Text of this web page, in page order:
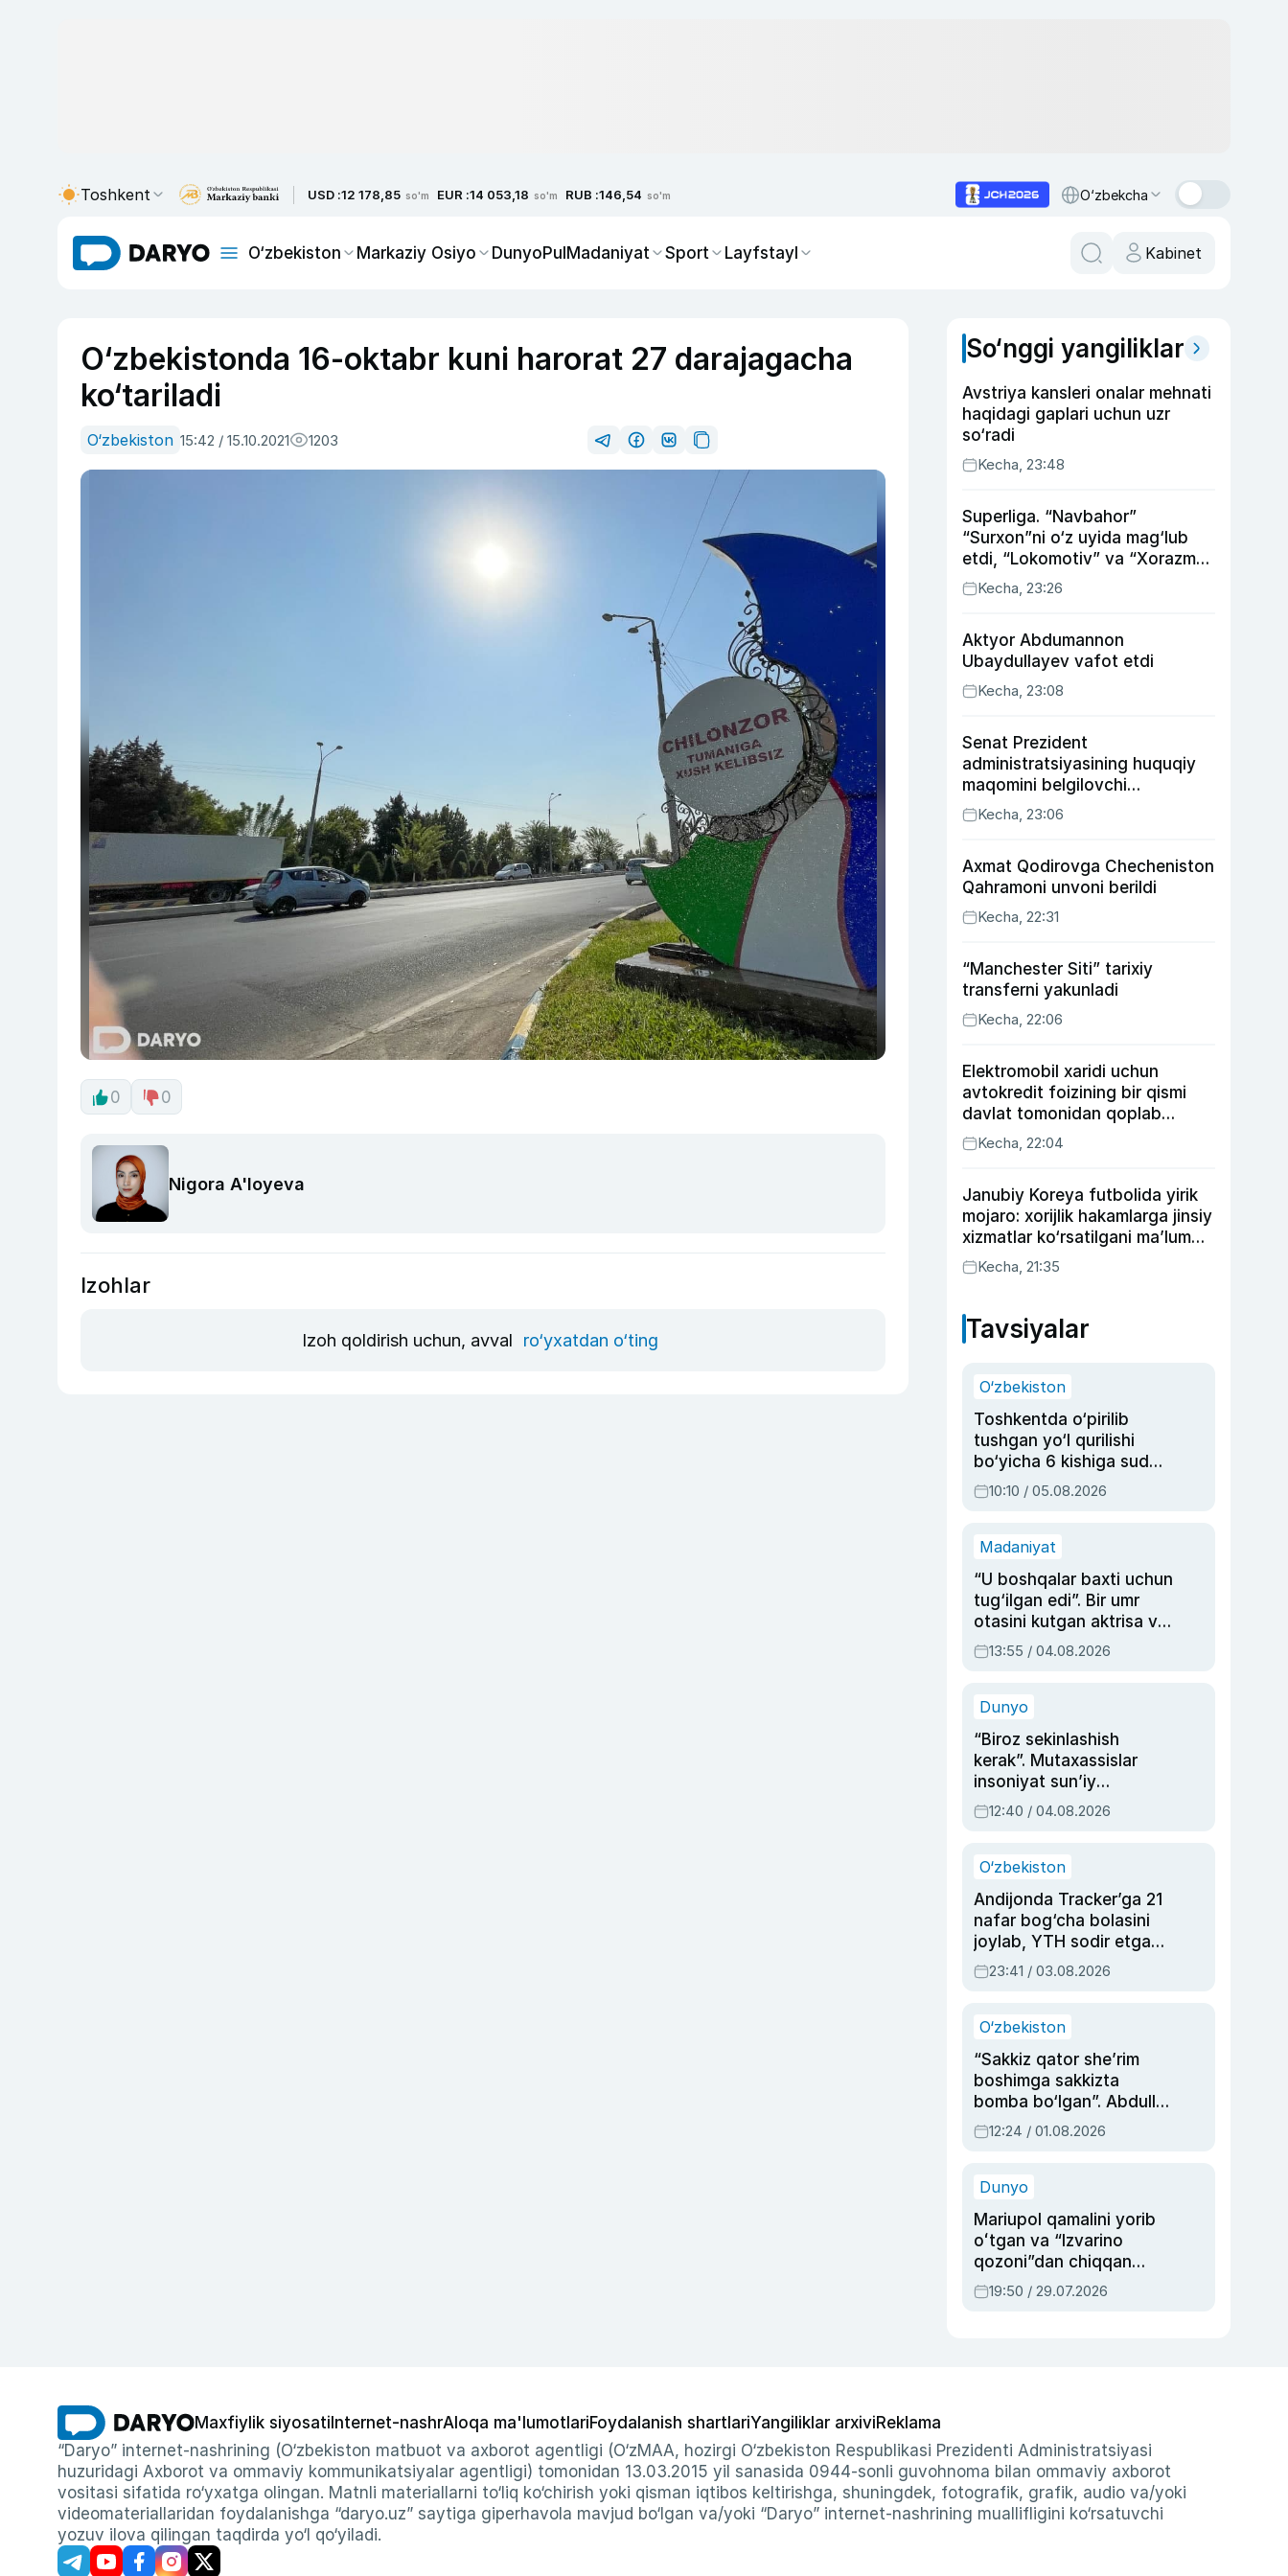
Toshkent USD :12 178,85 so'm EUR :14 053,18 so'm RUB :146,54 so'm O‘zbekcha
O‘zbekiston Markaziy Osiyo DunyoPulMadaniyat Sport Layfstayl Kabinet
O‘zbekistonda 16-oktabr kuni harorat 27 darajagacha
ko‘tariladi
O‘zbekiston 15:42 / 15.10.2021 1203
0 0
Nigora A'loyeva
Izohlar
Izoh qoldirish uchun, avval ro‘yxatdan o‘ting
So‘nggi yangiliklar
Avstriya kansleri onalar mehnati
haqidagi gaplari uchun uzr
so‘radi
Kecha, 23:48
Superliga. “Navbahor”
“Surxon”ni o‘z uyida mag‘lub
etdi, “Lokomotiv” va “Xorazm”
uyda g‘alaba qozondi
Kecha, 23:26
Aktyor Abdu­mannon
Ubaydullayev vafot etdi
Kecha, 23:08
Senat Prezident
administratsiyasining huquqiy
maqomini belgilovchi
konstitutsiyaviy qonunni
ma’qulladi
Kecha, 23:06
Axmat Qodirovga Checheniston
Qahramoni unvoni berildi
Kecha, 22:31
“Manchester Siti” tarixiy
transferni yakunladi
Kecha, 22:06
Elektromobil xaridi uchun
avtokredit foizining bir qismi
davlat tomonidan qoplab
berilishi mumkin
Kecha, 22:04
Janubiy Koreya futbolida yirik
mojaro: xorijlik hakamlarga jinsiy
xizmatlar ko‘rsatilgani ma’lum
qilindi
Kecha, 21:35
Tavsiyalar
O‘zbekiston
Toshkentda o‘pirilib
tushgan yo‘l qurilishi
bo‘yicha 6 kishiga sud
hukmi o‘qildi
10:10 / 05.08.2026
Madaniyat
“U boshqalar baxti uchun
tug‘ilgan edi”. Bir umr
otasini kutgan aktrisa va
dublyaj ustasi Rimma
Ahmedovaning
13:55 / 04.08.2026
Dunyo
“Biroz sekinlashish
kerak”. Mutaxassislar
insoniyat sun’iy
intellektni boshqara
olmay qolishidan xavotir
12:40 / 04.08.2026
O‘zbekiston
Andijonda Tracker’ga 21
nafar bog‘cha bolasini
joylab, YTH sodir etgan
ayolga sud hukmi o‘qildi
23:41 / 03.08.2026
O‘zbekiston
“Sakkiz qator she’rim
boshimga sakkizta
bomba bo‘lgan”. Abdulla
Oripovni siyosiy
ayblovlardan asrab
12:24 / 01.08.2026
Dunyo
Mariupol qamalini yorib
oʻtgan va “Izvarino
qozoni”dan chiqqan
qahramon — Ukraina
armiyasi bosh
19:50 / 29.07.2026
Maxfiylik siyosati Internet-nashrAloqa ma'lumotlariFoydalanish shartlariYangiliklar arxiviReklama
“Daryo” internet-nashrining (O‘zbekiston matbuot va axborot agentligi (O‘zMAA, hozirgi O‘zbekiston Respublikasi Prezidenti Administratsiyasi
huzuridagi Axborot va ommaviy kommunikatsiyalar agentligi) tomonidan 13.03.2015 yil sanasida 0944-sonli guvohnoma bilan ommaviy axborot
vositasi sifatida ro‘yxatga olingan. Matnli materiallarni to‘liq ko‘chirish yoki qisman iqtibos keltirishga, shuningdek, fotografik, grafik, audio va/yoki
videomateriallaridan foydalanishga “daryo.uz” saytiga giperhavola mavjud bo‘lgan va/yoki “Daryo” internet-nashrining muallifligini ko‘rsatuvchi
yozuv ilova qilingan taqdirda yo‘l qo‘yiladi.